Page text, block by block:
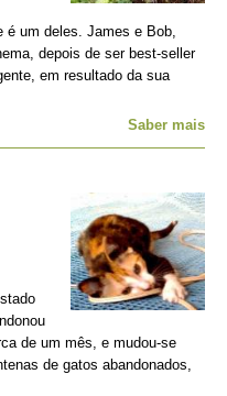
é um deles. James e Bob,
depois de ser best-seller
em resultado da sua
Saber mais
de um mês, e mudou-se
de gatos abandonados,